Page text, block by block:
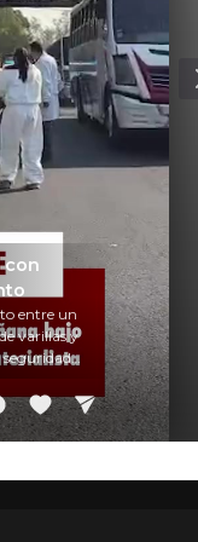
con
entre un
varillas y